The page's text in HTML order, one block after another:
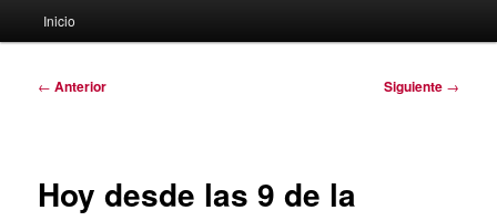
Inicio
Navegación
← Anterior Siguiente →
Hoy desde las 9 de la